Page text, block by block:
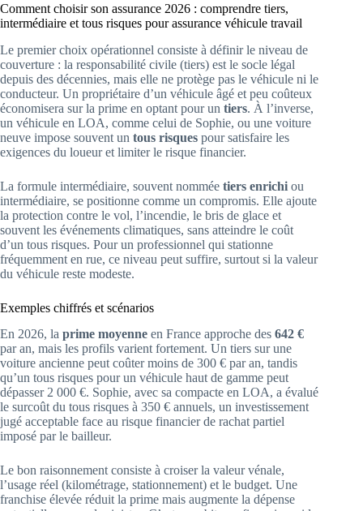
Comment choisir son assurance 2026 : comprendre tiers,
intermédiaire et tous risques pour assurance véhicule travail
Le premier choix opérationnel consiste à définir le niveau de
couverture : la responsabilité civile (tiers) est le socle légal
depuis des décennies, mais elle ne protège pas le véhicule ni le
conducteur. Un propriétaire d’un véhicule âgé et peu coûteux
économisera sur la prime en optant pour un tiers. À l’inverse,
un véhicule en LOA, comme celui de Sophie, ou une voiture
neuve impose souvent un tous risques pour satisfaire les
exigences du loueur et limiter le risque financier.
La formule intermédiaire, souvent nommée tiers enrichi ou
intermédiaire, se positionne comme un compromis. Elle ajoute
la protection contre le vol, l’incendie, le bris de glace et
souvent les événements climatiques, sans atteindre le coût
d’un tous risques. Pour un professionnel qui stationne
fréquemment en rue, ce niveau peut suffire, surtout si la valeur
du véhicule reste modeste.
Exemples chiffrés et scénarios
En 2026, la prime moyenne en France approche des 642 €
par an, mais les profils varient fortement. Un tiers sur une
voiture ancienne peut coûter moins de 300 € par an, tandis
qu’un tous risques pour un véhicule haut de gamme peut
dépasser 2 000 €. Sophie, avec sa compacte en LOA, a évalué
le surcoût du tous risques à 350 € annuels, un investissement
jugé acceptable face au risque financier de rachat partiel
imposé par le bailleur.
Le bon raisonnement consiste à croiser la valeur vénale,
l’usage réel (kilométrage, stationnement) et le budget. Une
franchise élevée réduit la prime mais augmente la dépense